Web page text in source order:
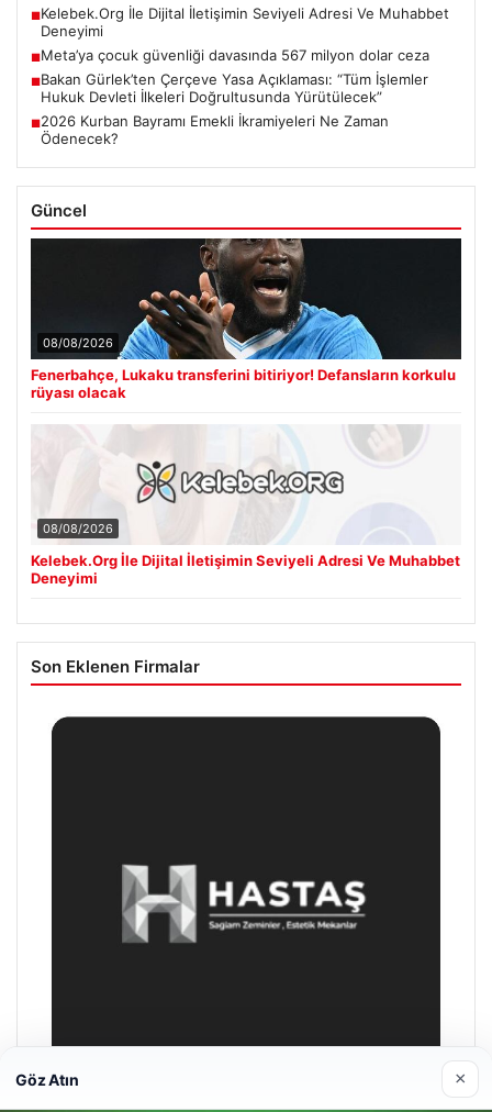
■Kelebek.Org İle Dijital İletişimin Seviyeli Adresi Ve Muhabbet
Deneyimi
■Meta’ya çocuk güvenliği davasında 567 milyon dolar ceza
■Bakan Gürlek’ten Çerçeve Yasa Açıklaması: “Tüm İşlemler
Hukuk Devleti İlkeleri Doğrultusunda Yürütülecek”
■2026 Kurban Bayramı Emekli İkramiyeleri Ne Zaman
Ödenecek?
Güncel
08/08/2026
Fenerbahçe, Lukaku transferini bitiriyor! Defansların korkulu
rüyası olacak
08/08/2026
Kelebek.Org İle Dijital İletişimin Seviyeli Adresi Ve Muhabbet
Deneyimi
Son Eklenen Firmalar
Göz Atın ×